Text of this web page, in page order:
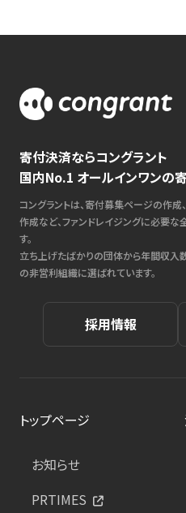
寄付決済ならコングラント
国内No.1 オールインワンの
コングラントは、寄付募集ページの作成
作成など、ファンドレイジングに必要
す。
立ち上げたばかりの団体から年間収入
の非営利組織に選ばれています。
採用情報
トップページ
お知らせ
PRTIMES